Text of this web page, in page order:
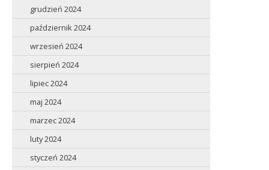
grudzień 2024
październik 2024
wrzesień 2024
sierpień 2024
lipiec 2024
maj 2024
marzec 2024
luty 2024
styczeń 2024